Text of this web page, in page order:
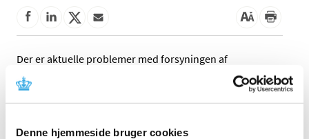
Denne hjemmeside bruger cookies
Der er aktuelle problemer med forsyningen af
Esomeprazol "Stada" 40 mg pulver til
injektions-/infusionsvæske, opløsning fra Stada Nordic
ApS.
Produkt:Esomeprazol "Stada" 40 mg pulver til